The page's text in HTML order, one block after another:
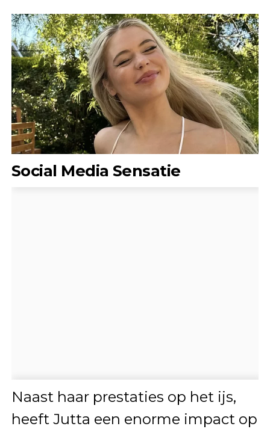
Social Media Sensatie
Naast haar prestaties op het ijs,
heeft Jutta een enorme impact op